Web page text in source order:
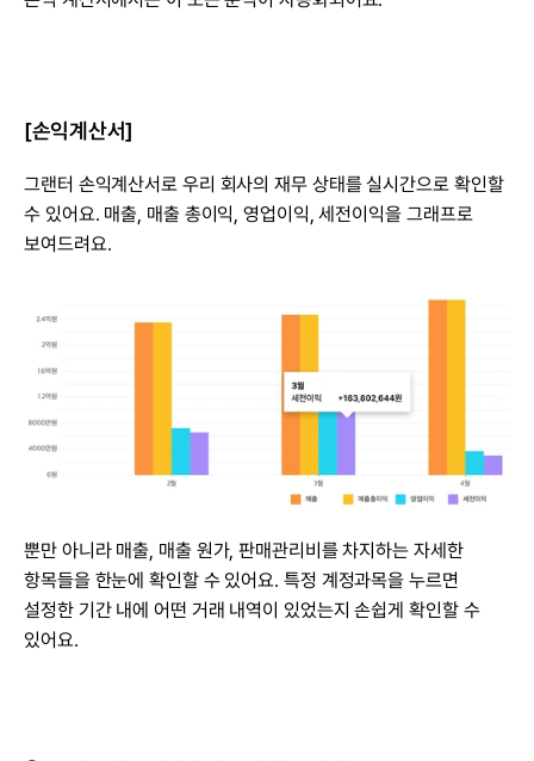
[손익계산서]
그랜터 손익계산서로 우리 회사의 재무 상태를 실시간으로 확인할
수 있어요. 매출, 매출 총이익, 영업이익, 세전이익을 그래프로
보여드려요.
뿐만 아니라 매출, 매출 원가, 판매관리비를 차지하는 자세한
항목들을 한눈에 확인할 수 있어요. 특정 계정과목을 누르면
설정한 기간 내에 어떤 거래 내역이 있었는지 손쉽게 확인할 수
있어요.